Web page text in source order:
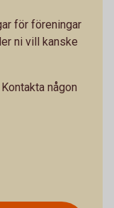
för föreningar
ni vill kanske
någon